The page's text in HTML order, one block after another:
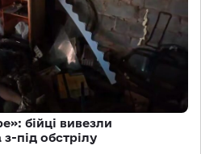
бійці вивезли
під обстрілу